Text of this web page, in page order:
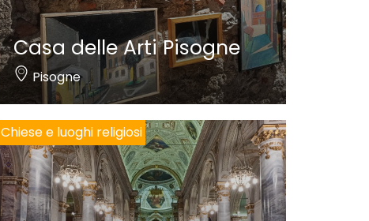
Casa delle Arti Pisogne
Pisogne
Chiese e luoghi religiosi